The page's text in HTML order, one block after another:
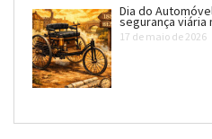
Dia do
segurança viária
17 de maio de 2026